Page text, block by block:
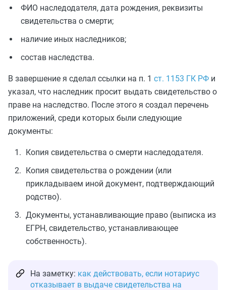
ФИО наследодателя, дата рождения, реквизиты
свидетельства о смерти;
наличие иных наследников;
состав наследства.
В завершение я сделал ссылки на п. 1 ст. 1153 ГК РФ и
указал, что наследник просит выдать свидетельство о
праве на наследство. После этого я создал перечень
приложений, среди которых были следующие
документы:
Копия свидетельства о смерти наследодателя.
Копия свидетельства о рождении (или
прикладываем иной документ, подтверждающий
родство).
Документы, устанавливающие право (выписка из
ЕГРН, свидетельство, устанавливающее
собственность).
На заметку: как действовать, если нотариус
отказывает в выдаче свидетельства на